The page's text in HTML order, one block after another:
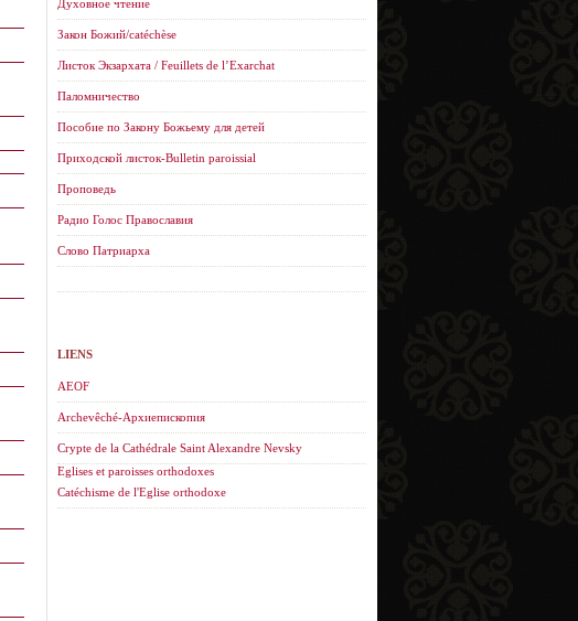
Духовное чтение
Закон Божий/catéchèse
Листок Экзархата / Feuillets de l’Еxarchat
Паломничество
Пособие по Закону Божьему для детей
Приходской листок-Bulletin paroissial
Проповедь
Радио Голос Православия
Слово Патриарха
LIENS
AEOF
Archevêché-Архиепископия
Crypte de la Cathédrale Saint Alexandre Nevsky
Eglises et paroisses orthodoxes
Catéchisme de l'Eglise orthodoxe